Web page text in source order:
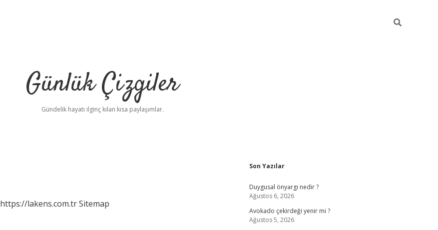
Günlük Çizgiler
Gündelik hayatı ilginç kılan kısa paylaşımlar.
https://lakens.com.trSitemap
Sidebar
Son Yazılar
Duygusal önyargı nedir ?
Ağustos 6, 2026
Avokado çekirdeği yenir mi ?
Ağustos 5, 2026